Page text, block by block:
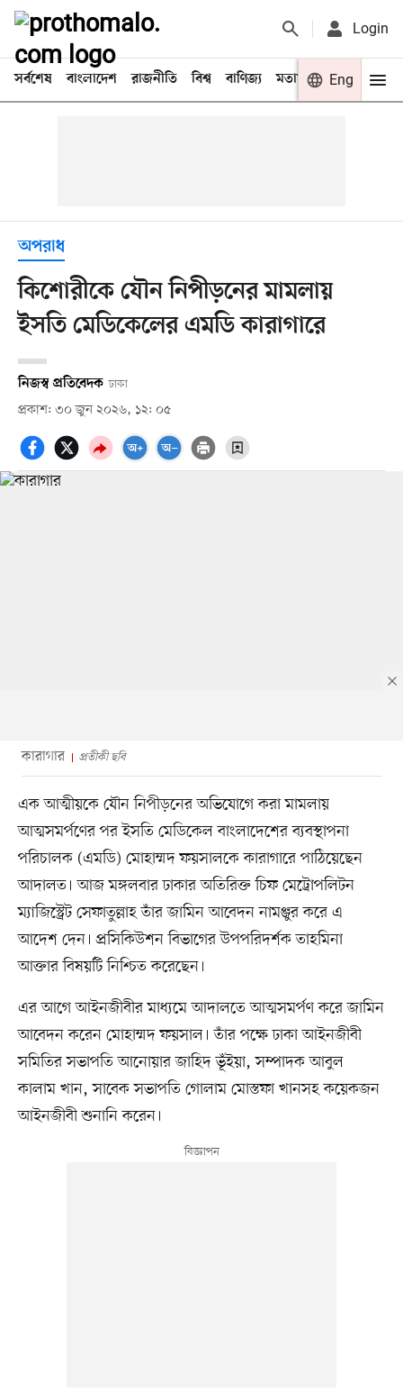
Login
সর্বশেষ বাংলাদেশ রাজনীতি বিশ্ব বাণিজ্য মতামত খেলা
Eng
অপরাধ
কিশোরীকে যৌন নিপীড়নের মামলায়
ইসতি মেডিকেলের এমডি কারাগারে
নিজস্ব প্রতিবেদক ঢাকা
প্রকাশ: ৩০ জুন ২০২৬, ১২: ০৫
কারাগার প্রতীকী ছবি
এক আত্মীয়কে যৌন নিপীড়নের অভিযোগে করা মামলায়
আত্মসমর্পণের পর ইসতি মেডিকেল বাংলাদেশের ব্যবস্থাপনা
পরিচালক (এমডি) মোহাম্মদ ফয়সালকে কারাগারে পাঠিয়েছেন
আদালত। আজ মঙ্গলবার ঢাকার অতিরিক্ত চিফ মেট্রোপলিটন
ম্যাজিস্ট্রেট সেফাতুল্লাহ তাঁর জামিন আবেদন নামঞ্জুর করে এ
আদেশ দেন। প্রসিকিউশন বিভাগের উপপরিদর্শক তাহমিনা
আক্তার বিষয়টি নিশ্চিত করেছেন।
এর আগে আইনজীবীর মাধ্যমে আদালতে আত্মসমর্পণ করে জামিন
আবেদন করেন মোহাম্মদ ফয়সাল। তাঁর পক্ষে ঢাকা আইনজীবী
সমিতির সভাপতি আনোয়ার জাহিদ ভূঁইয়া, সম্পাদক আবুল
কালাম খান, সাবেক সভাপতি গোলাম মোস্তফা খানসহ কয়েকজন
আইনজীবী শুনানি করেন।